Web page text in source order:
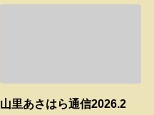
山里あさはら通信2026.2